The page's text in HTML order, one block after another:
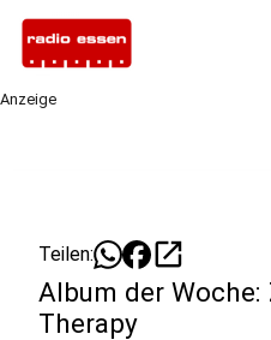
Anzeige
Teilen: open_in_new
Album der Woche:
Therapy